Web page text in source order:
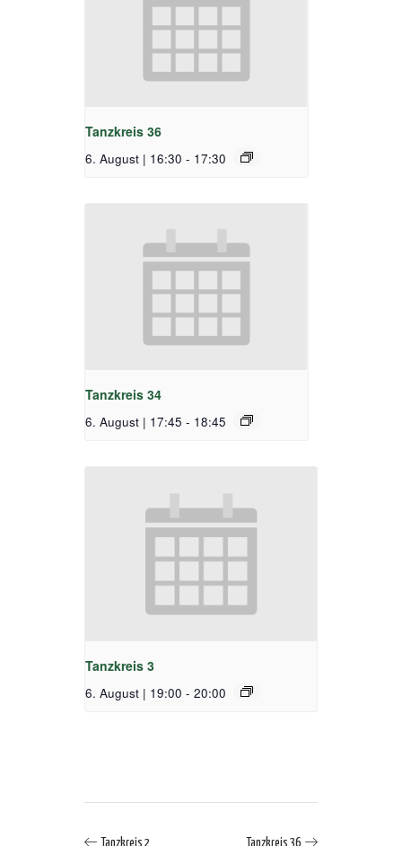
Tanzkreis 36
6. August | 16:30 - 17:30
Tanzkreis 34
6. August | 17:45 - 18:45
Tanzkreis 3
6. August | 19:00 - 20:00
Tanzkreis 2 Tanzkreis 36